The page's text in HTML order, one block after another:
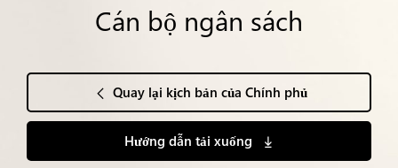
Cán bộ ngân sách
Quay lại kịch bản của Chính phủ
Hướng dẫn tải xuống